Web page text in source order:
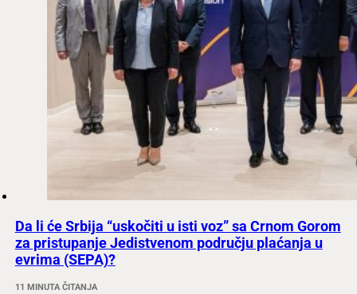
Da li će Srbija “uskočiti u isti voz” sa Crnom Gorom
za pristupanje Jedistvenom području plaćanja u
evrima (SEPA)?
11 MINUTA ČITANJA